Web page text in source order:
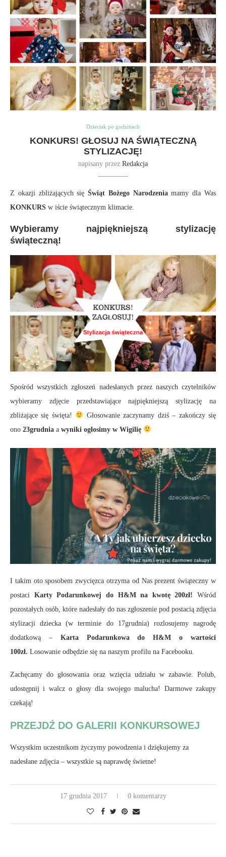
Dzieciak po godzinach
KONKURS! GŁOSUJ NA ŚWIĄTECZNĄ
STYLIZACJĘ!
napisany przez Redakcja
Z okazji zbliżających sięŚwiąt Bożego Narodzeniamamy dla Was
KONKURS w iście świątecznym klimacie.
Wybieramy najpiękniejszą stylizację
świąteczną!
Spośród wszystkich zgłoszeń nadesłanych przez naszych czytelników
wybieramy zdjęcie przedstawiające najpiękniejszą stylizację na
zbliżające się święta!
Głosowanie zaczynamy dziś – zakończy się
ono 23grudnia a wyniki ogłosimy w Wigilię
I takim oto sposobem zwycięzca otrzyma od Nas prezent świąteczny w
postaci Karty Podarunkowej do H&M na kwotę 200zł! Wśród
pozostałych osób, które nadesłały do nas zgłoszenie pod postacią zdjęcia
stylizacji dziecka (w terminie do 17grudnia) rozlosujemy nagrodę
dodatkową – Karta Podarunkowa do H&M o wartości
100zł. Losowanie odbędzie się na naszym profilu na Facebooku.
Zachęcamy do głosowania oraz wzięcia udziału w zabawie. Polub,
udostępnij i walcz o głosy dla swojego malucha! Darmowe zakupy
czekają!
PRZEJDŹ DO GALERII KONKURSOWEJ
Wszystkim uczestnikom życzymy powodzenia i dziękujemy za
nadesłane zdjęcia – wszystkie są naprawdę świetne!
17 grudnia 2017 0 komentarzy